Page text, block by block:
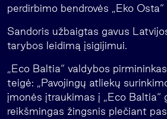
perdirbimo bendrovės „Eko Osta“
Sandoris užbaigtas gavus
tarybos leidimą įsigijimui.
„Eco Baltia“ valdybos
teigė: „Pavojingų atliekų
įmonės įtraukimas į „Eco Baltia“
reikšmingas žingsnis plečiant